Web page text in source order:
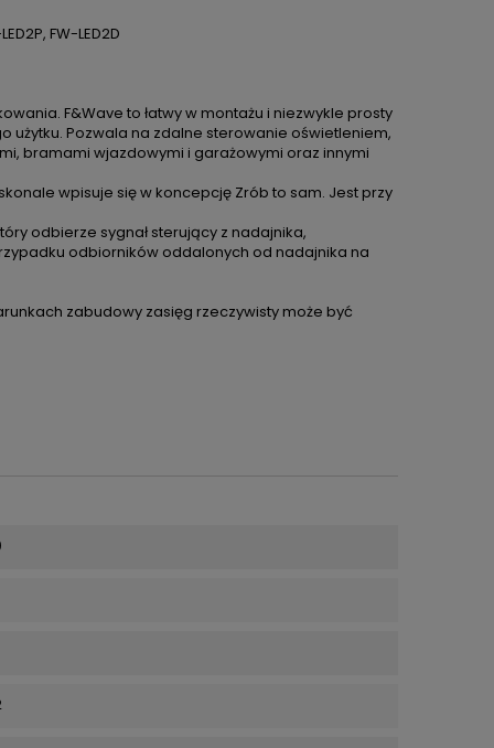
FW-LED2D
F&Wave to łatwy w montażu i niezwykle prosty
Pozwala na zdalne sterowanie oświetleniem,
bramami wjazdowymi i garażowymi oraz innymi
wpisuje się w koncepcję Zrób to sam. Jest przy
odbierze sygnał sterujący z nadajnika,
odbiorników oddalonych od nadajnika na
zabudowy zasięg rzeczywisty może być